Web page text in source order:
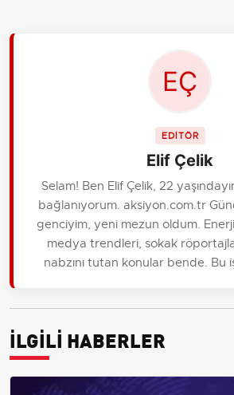
EDİTÖR
Elif Çelik
Selam! Ben Elif Çelik, 22
bağlanıyorum. aksiyon.com.tr
genciyim, yeni mezun oldum.
medya trendleri, sokak
nabzını tutan konular bende. Bu
İLGİLİ HABERLER